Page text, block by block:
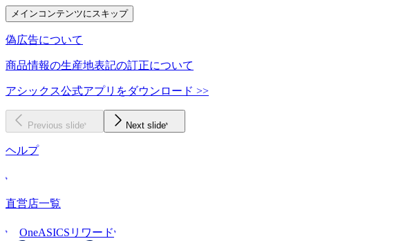
メインコンテンツにスキップ
偽広告について
商品情報の生産地表記の訂正について
アシックス公式アプリをダウンロード >>
Previous slide Next slide
ヘルプ
直営店一覧
OneASICSリワード